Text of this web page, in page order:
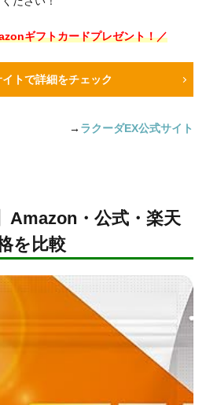
ギフトカードプレゼント！／
トで詳細をチェック
→ ラクーダEX公式サイト
Amazon・公式・楽天
を比較